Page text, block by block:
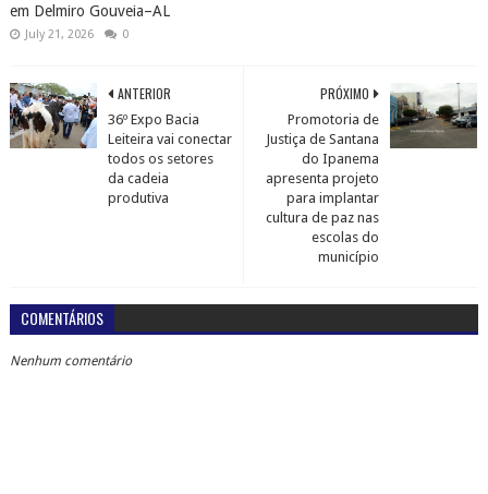
em Delmiro Gouveia–AL
July 21, 2026 0
PRÓXIMO
Promotoria de
Justiça de Santana
do Ipanema
apresenta projeto
para implantar
cultura de paz nas
escolas do
município
ANTERIOR
36º Expo Bacia
Leiteira vai conectar
todos os setores
da cadeia
produtiva
COMENTÁRIOS
Nenhum comentário